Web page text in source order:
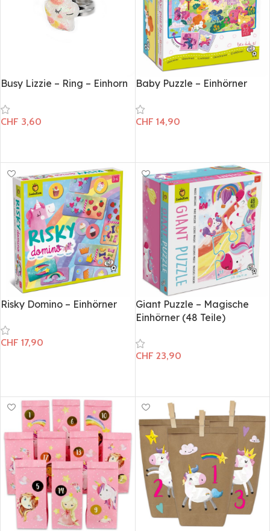
Busy Lizzie – Ring – Einhorn
CHF 3,60
Baby Puzzle – Einhörner
CHF 14,90
Risky Domino – Einhörner
CHF 17,90
Giant Puzzle – Magische
Einhörner (48 Teile)
CHF 23,90